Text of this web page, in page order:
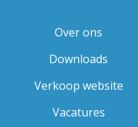
Over ons
Downloads
Verkoop website
Vacatures